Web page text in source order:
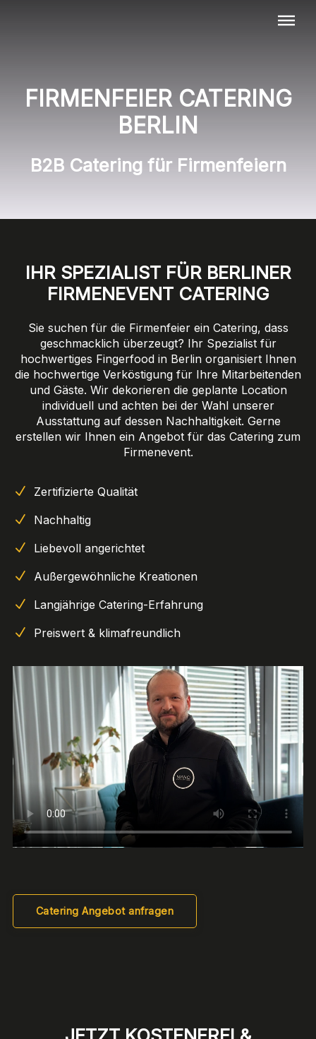
FIRMENFEIER CATERING
BERLIN
B2B Catering für Firmenfeiern
IHR SPEZIALIST FÜR BERLINER
FIRMENEVENT CATERING
Sie suchen für die Firmenfeier ein Catering, dass
geschmacklich überzeugt? Ihr Spezialist für
hochwertiges Fingerfood in Berlin organisiert Ihnen
die hochwertige Verköstigung für Ihre Mitarbeitenden
und Gäste. Wir dekorieren die geplante Location
individuell und achten bei der Wahl unserer
Ausstattung auf dessen Nachhaltigkeit. Gerne
erstellen wir Ihnen ein Angebot für das Catering zum
Firmenevent.
Zertifizierte Qualität
Nachhaltig
Liebevoll angerichtet
Außergewöhnliche Kreationen
Langjährige Catering-Erfahrung
Preiswert & klimafreundlich
Catering Angebot anfragen